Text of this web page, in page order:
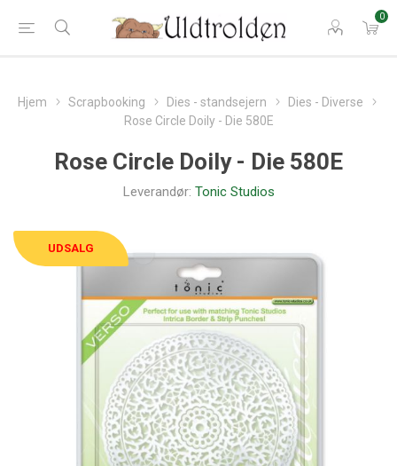
0
Hjem Scrapbooking Dies - standsejern
Dies - Diverse
Rose Circle Doily - Die 580E
Rose Circle Doily - Die 580E
Leverandør: Tonic Studios
UDSALG